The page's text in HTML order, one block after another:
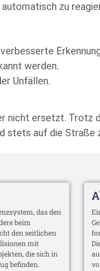
zu
werden.
Unfällen.
nicht ersetzt. Trotz
stets auf die Straße
das den
beim
den seitlichen
mit
die sich in
befinden.